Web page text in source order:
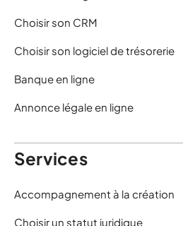
Choisir son CRM
Choisir son logiciel de trésorerie
Banque en ligne
Annonce légale en ligne
Services
Accompagnement à la création
Choisir un statut juridique